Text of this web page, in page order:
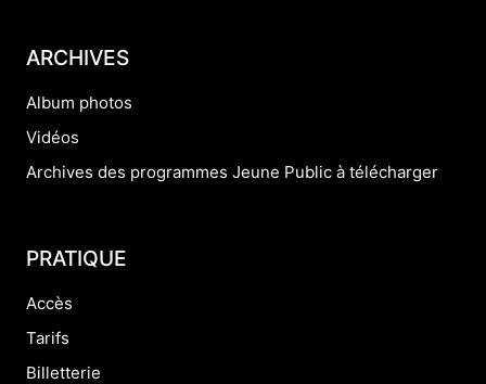
ARCHIVES
Album photos
Vidéos
Archives des programmes Jeune Public à télécharger
PRATIQUE
Accès
Tarifs
Billetterie